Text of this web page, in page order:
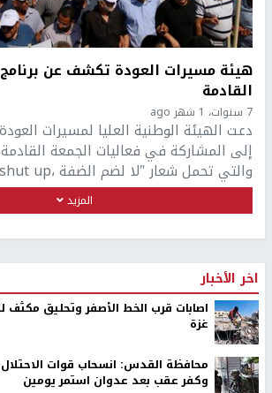
هيئة مسيرات العودة تكشف عن
القادمة
7 سنوات، 1 شهر ago
دعت الهيئة الوطنية العليا لمسيرات
إلى المشاركة في فعاليات الجمعة
والتي تحمل شعار "لا لضم الضفة ،Freedmen…shut up". ...
المزيد
اخر الأخبار
اصابات قرب الخط الأصفر وتحليق
غزة
محافظة القدس: انسحاب قوات
وكفر عقب بعد عدوان استمر يومين